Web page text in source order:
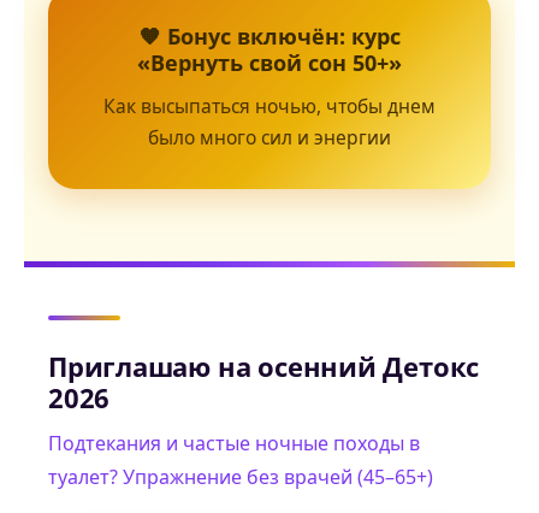
🧡 Бонус включён: курс
«Вернуть свой сон 50+»
Как высыпаться ночью, чтобы днем
было много сил и энергии
Приглашаю на осенний Детокс
2026
Подтекания и частые ночные походы в
туалет? Упражнение без врачей (45–65+)